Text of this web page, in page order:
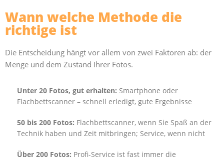
Wann welche Methode die
richtige ist
Die Entscheidung hängt vor allem von zwei Faktoren ab: der
Menge und dem Zustand Ihrer Fotos.
Unter 20 Fotos, gut erhalten: Smartphone oder
Flachbettscanner – schnell erledigt, gute Ergebnisse
50 bis 200 Fotos: Flachbettscanner, wenn Sie Spaß an der
Technik haben und Zeit mitbringen; Service, wenn nicht
Über 200 Fotos: Profi-Service ist fast immer die